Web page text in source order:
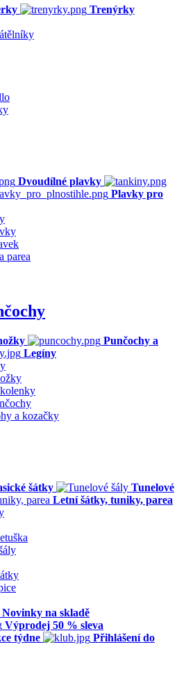
Trenýrky
Dvoudílné plavky
Plavky pro
parea
Punčochy a
Legíny
a kozačky
šátky
Tunelové
Letní šátky, tuniky, parea
Novinky na skladě
Výprodej 50 % sleva
týdne
Přihlášení do